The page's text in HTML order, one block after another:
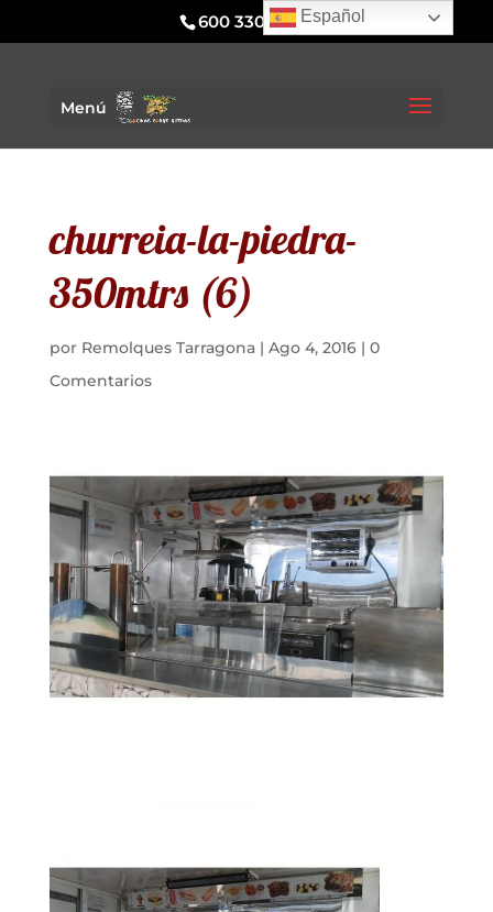
600 330 295
Menú
churreia-la-piedra-
350mtrs (6)
por Remolques Tarragona| Ago 4, 2016| 0
Comentarios
Español